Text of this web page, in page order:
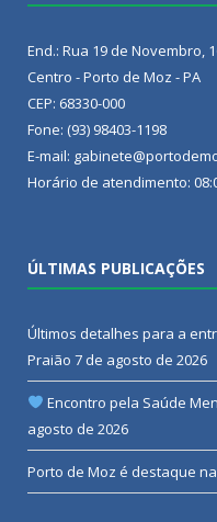
End.: Rua 19 de Novembro,
Centro - Porto de Moz - PA
CEP: 68330-000
Fone: (93) 98403-1198
E-mail:
Horário de atendimento:
ÚLTIMAS PUBLICAÇÕES
Últimos detalhes para a
Praião 7 de agosto de 2026
Encontro pela Saúde
agosto de 2026
Porto de Moz é destaque